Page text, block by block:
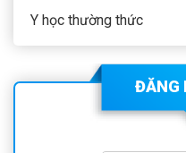
Y học thường thức
ĐĂNG